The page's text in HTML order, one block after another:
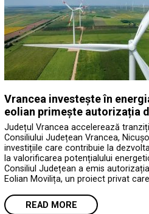
Vrancea investește în
eolian primește autorizația
Județul Vrancea accelerează
Consiliului Județean Vrancea,
investițiile care contribuie la
la valorificarea potențialului
Consiliul Județean a emis
Eolian Movilița, un proiect privat
READ MORE